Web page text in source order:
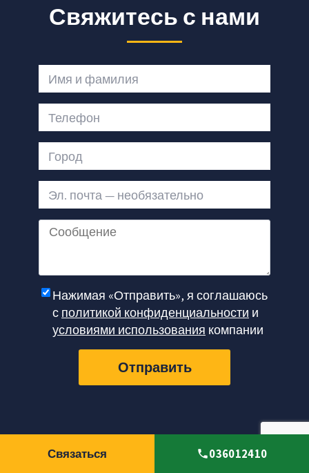
Свяжитесь с нами
Имя и фамилия
Телефон
Город
Эл. почта — необязательно
Сообщение
Нажимая «Отправить», я соглашаюсь
с политикой конфиденциальности и
условиями использования компании
Отправить
Связаться 036012410